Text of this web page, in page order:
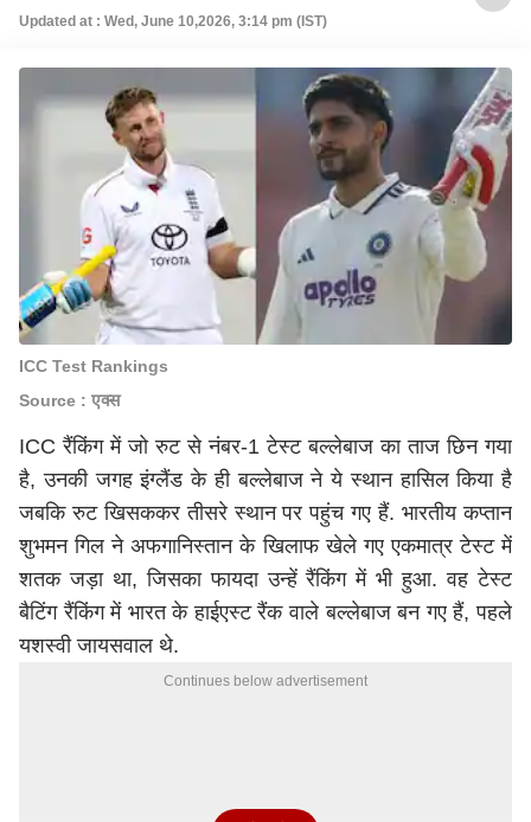
Updated at : Wed, June 10,2026, 3:14 pm (IST)
ICC Test Rankings
Source : एक्स
ICC रैंकिंग में जो रुट से नंबर-1 टेस्ट बल्लेबाज का ताज छिन गया
है, उनकी जगह इंग्लैंड के ही बल्लेबाज ने ये स्थान हासिल किया है
जबकि रुट खिसककर तीसरे स्थान पर पहुंच गए हैं. भारतीय कप्तान
शुभमन गिल ने अफगानिस्तान के खिलाफ खेले गए एकमात्र टेस्ट में
शतक जड़ा था, जिसका फायदा उन्हें रैंकिंग में भी हुआ. वह टेस्ट
बैटिंग रैंकिंग में भारत के हाईएस्ट रैंक वाले बल्लेबाज बन गए हैं, पहले
यशस्वी जायसवाल थे.
Continues below advertisement